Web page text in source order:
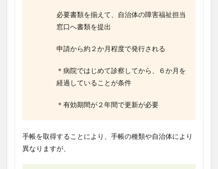
必要書類を揃えて、自治体の障害福祉担当
窓口へ書類を提出
申請から約２か月程度で発行される
＊病院ではじめて診察してから、６か月を
経過していることが条件
＊有効期間が２年間で更新が必要
手帳を取得することにより、手帳の種類や自治体により
異なりますが、